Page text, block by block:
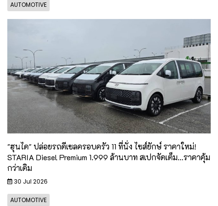
AUTOMOTIVE
"ฮุนได" ปล่อยรถดีเซลครอบครัว 11 ที่นั่ง ไซส์ยักษ์ ราคาใหม่!
STARIA Diesel Premium 1.999 ล้านบาท สเปกจัดเต็ม...ราคาคุ้ม
กว่าเดิม
30 Jul 2026
AUTOMOTIVE